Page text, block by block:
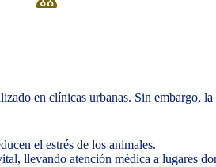
en clínicas urbanas. Sin embargo,
el estrés de los animales.
llevando atención médica a lugares